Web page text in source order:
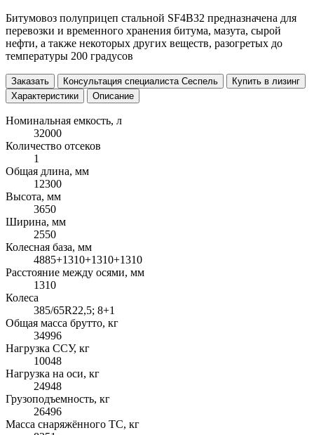
Битумовоз полуприцеп стальной SF4B32 предназначена для
перевозки и временного хранения битума, мазута, сырой
нефти, а также некоторых других веществ, разогретых до
температуры 200 градусов
Заказать Консультация специалиста Сеспель
Купить в лизинг
Характеристики
Описание
Номинальная емкость, л
32000
Количество отсеков
1
Общая длина, мм
12300
Высота, мм
3650
Ширина, мм
2550
Колесная база, мм
4885+1310+1310+1310
Расстояние между осями, мм
1310
Колеса
385/65R22,5; 8+1
Общая масса брутто, кг
34996
Нагрузка ССУ, кг
10048
Нагрузка на оси, кг
24948
Грузоподъемность, кг
26496
Масса снаряжённого ТС, кг